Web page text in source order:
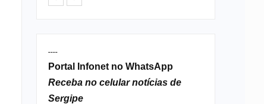
----
Portal Infonet no WhatsApp
Receba no celular notícias de
Sergipe